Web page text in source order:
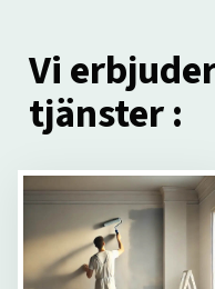
Vi
tjänster :